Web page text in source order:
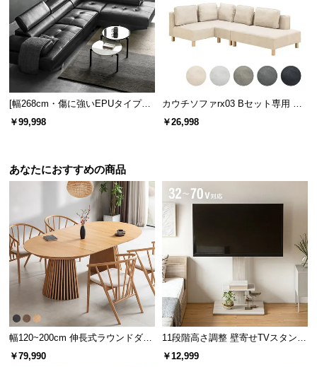
[幅268cm・傷に強いEPUタイプも]
3人掛けレザーカウチソファ 広々設
￥99,998
カウチソファrx03 Bセット専用 交
換用カバー カウチ+2P+1Pセット
￥26,998
あなたにおすすめの商品
幅120~200cm 伸長式ラウンドダイ
ニングテーブル 6人掛け 天然木突
￥79,990
11段階高さ調整 壁寄せTVスタンド
キャスター付き 上下左右角度調節
￥12,999